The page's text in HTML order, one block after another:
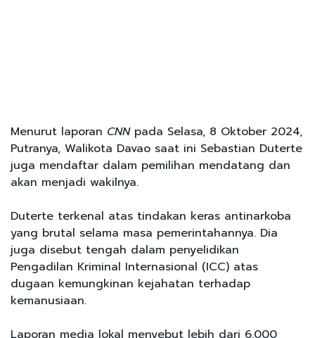
Menurut laporan CNN pada Selasa, 8 Oktober 2024,
Putranya, Walikota Davao saat ini Sebastian Duterte
juga mendaftar dalam pemilihan mendatang dan
akan menjadi wakilnya.
Duterte terkenal atas tindakan keras antinarkoba
yang brutal selama masa pemerintahannya. Dia
juga disebut tengah dalam penyelidikan
Pengadilan Kriminal Internasional (ICC) atas
dugaan kemungkinan kejahatan terhadap
kemanusiaan.
Laporan media lokal menyebut lebih dari 6.000